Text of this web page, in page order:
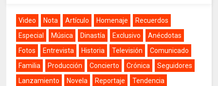
Video Nota Artículo Homenaje
Recuerdos
Especial
Música Dinastía Exclusivo
Anécdotas
Fotos
Entrevista Historia Televisión
Comunicado
Familia
Producción Concierto Crónica
Seguidores
Lanzamiento
Novela Reportaje
Tendencia